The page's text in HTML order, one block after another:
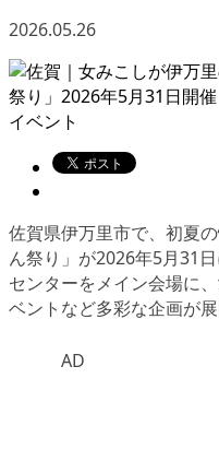
2026.05.26
イベント
佐賀県伊万里市で、初夏
ん祭り」が2026年5月31
センターをメイン会場に
ベントなど多彩な企画が展
AD